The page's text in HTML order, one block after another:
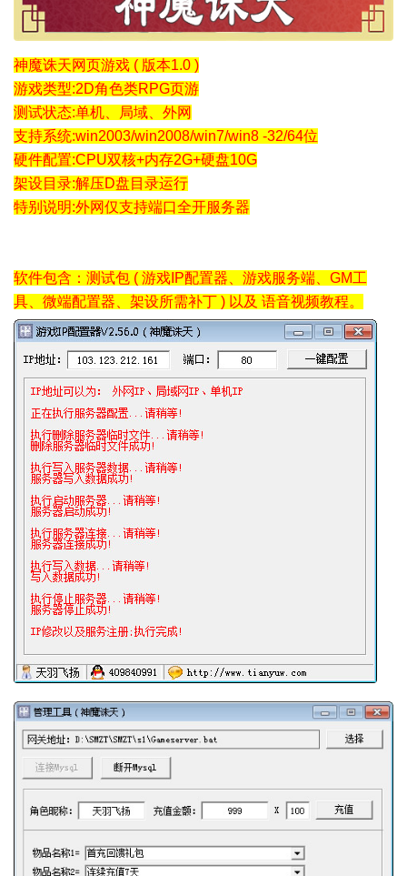
神魔诛天网页游戏 ( 版本1.0 )
游戏类型:2D角色类RPG页游
测试状态:单机、局域、外网
支持系统:win2003/win2008/win7/win8 -32/64位
硬件配置:CPU双核+内存2G+硬盘10G
架设目录:解压D盘目录运行
特别说明:外网仅支持端口全开服务器
软件包含：测试包 ( 游戏IP配置器、游戏服务端、GM工
具、微端配置器、架设所需补丁 ) 以及 语音视频教程。